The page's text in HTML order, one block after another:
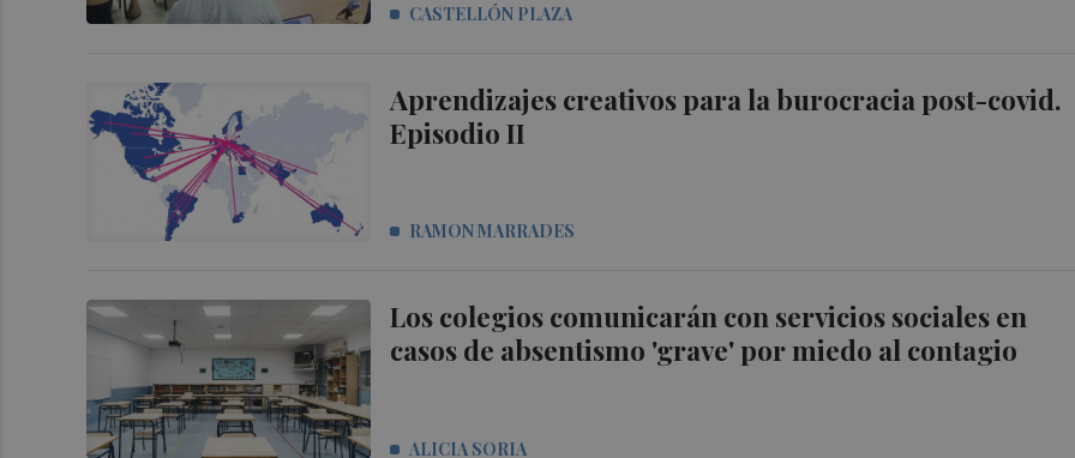
CASTELLÓN PLAZA
Aprendizajes creativos para la burocracia post-covid.
Episodio II
RAMON MARRADES
Los colegios comunicarán con servicios sociales en
casos de absentismo 'grave' por miedo al contagio
ALICIA SORIA